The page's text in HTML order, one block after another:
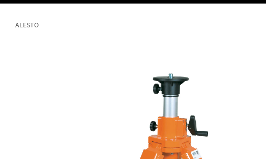
ALESTO